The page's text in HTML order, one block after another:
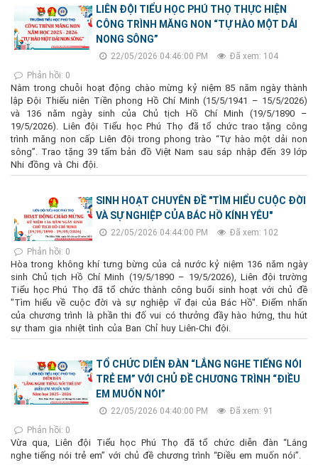
LIÊN ĐỘI TIỂU HỌC PHÚ THỌ THỰC HIỆN
CÔNG TRÌNH MĂNG NON “TỰ HÀO MỘT DẢI
NONG SÔNG”
22/05/2026 04:46:00 PM
Đã xem: 104
Phản hồi: 0
Nằm trong chuỗi hoạt động chào mừng kỷ niệm 85 năm ngày thành
lập Đội Thiếu niên Tiền phong Hồ Chí Minh (15/5/1941 – 15/5/2026)
và 136 năm ngày sinh của Chủ tịch Hồ Chí Minh (19/5/1890 –
19/5/2026). Liên đội Tiểu học Phú Thọ đã tổ chức trao tặng công
trình măng non cấp Liên đội trong phong trào “Tự hào một dải non
sông”. Trao tặng 39 tấm bản đồ Việt Nam sau sáp nhập đến 39 lớp
Nhi đồng và Chi đội.
SINH HOẠT CHUYÊN ĐỀ "TÌM HIỂU CUỘC ĐỜI
VÀ SỰ NGHIỆP CỦA BÁC HỒ KÍNH YÊU"
22/05/2026 04:44:00 PM
Đã xem: 102
Phản hồi: 0
Hòa trong không khí tưng bừng của cả nước kỷ niệm 136 năm ngày
sinh Chủ tịch Hồ Chí Minh (19/5/1890 – 19/5/2026), Liên đội trường
Tiểu học Phú Thọ đã tổ chức thành công buổi sinh hoạt với chủ đề
"Tìm hiểu về cuộc đời và sự nghiệp vĩ đại của Bác Hồ". Điểm nhấn
của chương trình là phần thi đố vui có thưởng đầy hào hứng, thu hút
sự tham gia nhiệt tình của Ban Chỉ huy Liên-Chi đội.
TỔ CHỨC DIỄN ĐÀN “LẮNG NGHE TIẾNG NÓI
TRẺ EM” VỚI CHỦ ĐỀ CHƯƠNG TRÌNH “ĐIỀU
EM MUỐN NÓI”
22/05/2026 04:40:00 PM
Đã xem: 91
Phản hồi: 0
Vừa qua, Liên đội Tiểu học Phú Thọ đã tổ chức diễn đàn “Lắng
nghe tiếng nói trẻ em” với chủ đề chương trình “Điều em muốn nói”.